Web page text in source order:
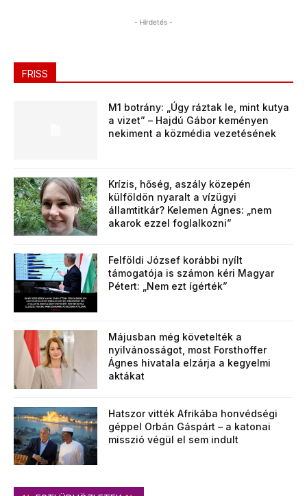
- Hirdetés -
FRISS
M1 botrány: „Úgy ráztak le, mint kutya
a vizet” – Hajdú Gábor keményen
nekiment a közmédia vezetésének
Krízis, hőség, aszály közepén
külföldön nyaralt a vízügyi
államtitkár? Kelemen Ágnes: „nem
akarok ezzel foglalkozni”
Felföldi József korábbi nyílt
támogatója is számon kéri Magyar
Pétert: „Nem ezt ígérték”
Májusban még követelték a
nyilvánosságot, most Forsthoffer
Ágnes hivatala elzárja a kegyelmi
aktákat
Hatszor vitték Afrikába honvédségi
géppel Orbán Gáspárt – a katonai
misszió végül el sem indult